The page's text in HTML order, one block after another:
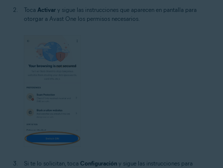
Toca Activar y sigue las instrucciones que aparecen en pantalla para
otorgar a Avast One los permisos necesarios.
Si te lo solicitan, toca Configuración y sigue las instrucciones para